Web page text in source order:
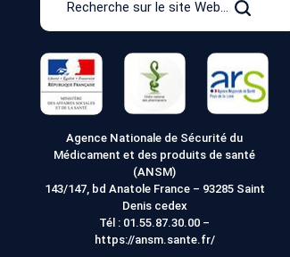
le
site
Web
Agence Nationale de Sécurité du
Médicament et des produits de santé
(ANSM)
143/147, bd Anatole France – 93285 Saint
Denis cedex
Tél : 01.55.87.30.00 –
https://ansm.sante.fr/